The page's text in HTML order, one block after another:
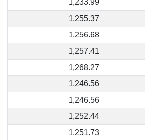
1,233.99
1,255.37
1,256.68
1,257.41
1,268.27
1,246.56
1,246.56
1,252.44
1,251.73